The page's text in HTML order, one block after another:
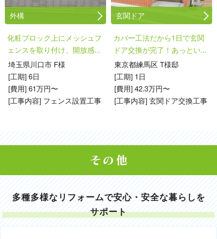
外構
化粧ブロック上にメッシュフ
ェンスを取り付け、開放感...
埼玉県川口市 F様
[工期] 6日
[費用] 61万円〜
[工事内容] フェンス設置工事
玄関ドア
カバー工法だから1日で玄関
ドア交換が完了！あっとい...
東京都練馬区 T様邸
[工期] 1日
[費用] 42.3万円〜
[工事内容] 玄関ドア交換工事
多種多様なリフォームで安心・安全な暮らしを
サポート